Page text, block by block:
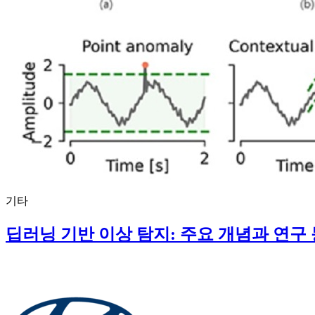
기타
딥러닝 기반 이상 탐지: 주요 개념과 연구